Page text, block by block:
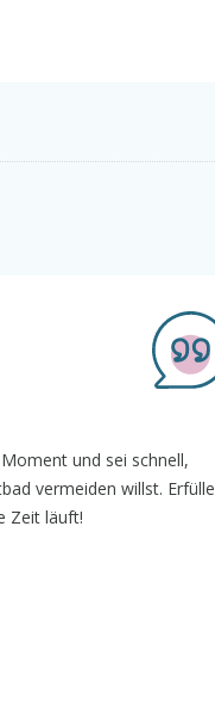
und sei schnell,
vermeiden willst. Erfülle
Zeit läuft!